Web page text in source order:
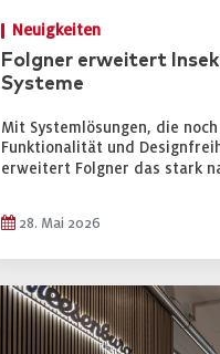
Neuigkeiten
Folgner erweitert
Systeme
Mit Systemlösungen, die
Funktionalität und
erweitert Folgner das stark
28. Mai 2026